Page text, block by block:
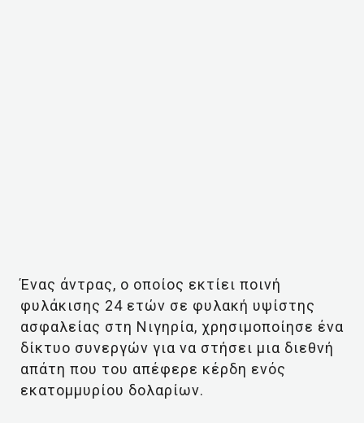
Ένας άντρας, ο οποίος εκτίει ποινή
φυλάκισης 24 ετών σε φυλακή υψίστης
ασφαλείας στη Νιγηρία, χρησιμοποίησε ένα
δίκτυο συνεργών για να στήσει μια διεθνή
απάτη που του απέφερε κέρδη ενός
εκατομμυρίου δολαρίων.